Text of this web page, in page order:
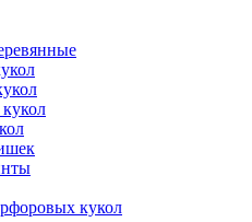
кукол